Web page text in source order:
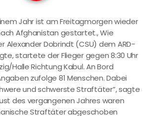
Jahr ist am Freitagmorgen wieder
Afghanistan gestartet., Wie
Alexander Dobrindt (CSU) dem ARD-
startete der Flieger gegen 8:30 Uhr
Halle Richtung Kabul. An Bord
zufolge 81 Menschen. Dabei
und schwerste Straftäter”, sagte
des vergangenen Jahres waren
Straftäter abgeschoben